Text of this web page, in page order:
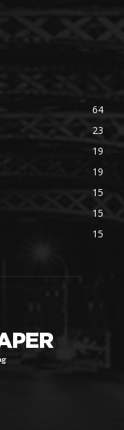
64
23
19
19
15
15
15